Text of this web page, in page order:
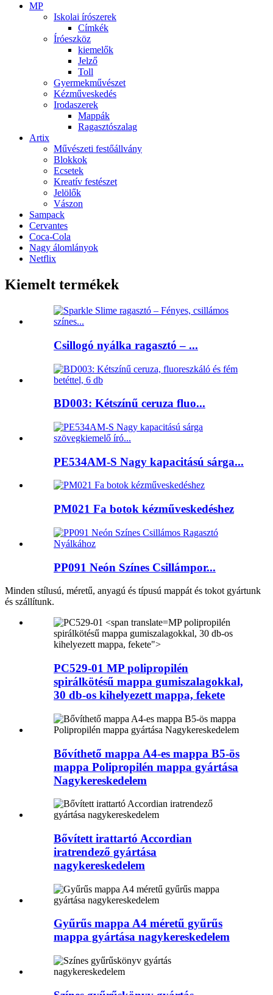
MP
Iskolai írószerek
Címkék
Íróeszköz
kiemelők
Jelző
Toll
Gyermekművészet
Kézműveskedés
Irodaszerek
Mappák
Ragasztószalag
Artix
Művészeti festőállvány
Blokkok
Ecsetek
Kreatív festészet
Jelölők
Vászon
Sampack
Cervantes
Coca-Cola
Nagy álomlányok
Netflix
Kiemelt termékek
Csillogó nyálka ragasztó – ...
BD003: Kétszínű ceruza fluo...
PE534AM-S Nagy kapacitású sárga...
PM021 Fa botok kézműveskedéshez
PP091 Neón Színes Csillámpor...
Minden stílusú, méretű, anyagú és típusú mappát és tokot gyártunk
és szállítunk.
MPpolipropilén
spirálkötésű mappa gumiszalagokkal, 30 db-os
kihelyezett mappa, fekete">
PC529-01 MP polipropilén
spirálkötésű mappa gumiszalagokkal,
30 db-os kihelyezett mappa, fekete
Bővíthető mappa A4-es mappa B5-ös
mappa Polipropilén mappa gyártása
Nagykereskedelem
Bővített irattartó Accordian
iratrendező gyártása
nagykereskedelem
Gyűrűs mappa A4 méretű gyűrűs
mappa gyártása nagykereskedelem